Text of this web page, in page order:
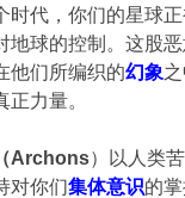
时代，你们的星球
地球的控制。这股
他们所编织的幻象
正力量。
Archons）以人类
对你们集体意识的